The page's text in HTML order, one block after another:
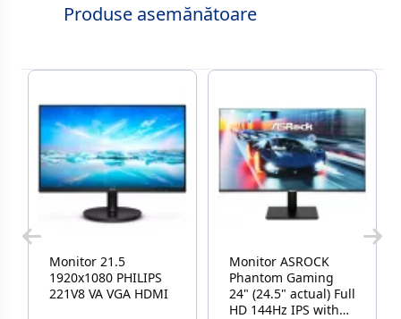
Produse asemănătoare
Monitor 21.5
1920x1080 PHILIPS
221V8 VA VGA HDMI
Monitor ASROCK
Phantom Gaming
24" (24.5" actual) Full
HD 144Hz IPS with